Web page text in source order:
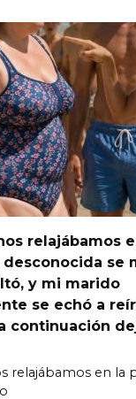
relajábamos
desconocida se
y mi marido
se echó a
continuación
relajábamos en la